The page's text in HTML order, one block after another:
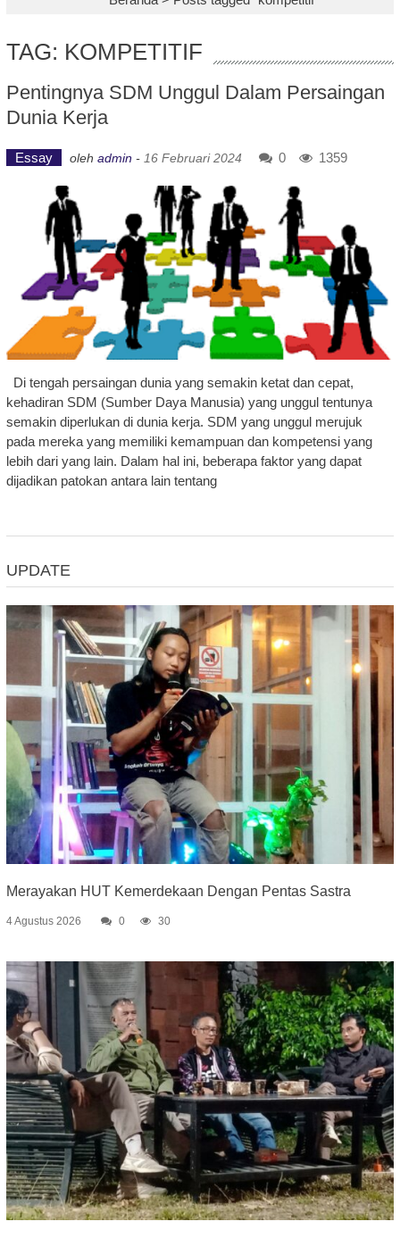
TAG: KOMPETITIF
Pentingnya SDM Unggul Dalam Persaingan
Dunia Kerja
Essay oleh admin - 16 Februari 2024 0 1359
Di tengah persaingan dunia yang semakin ketat dan cepat,
kehadiran SDM (Sumber Daya Manusia) yang unggul tentunya
semakin diperlukan di dunia kerja. SDM yang unggul merujuk
pada mereka yang memiliki kemampuan dan kompetensi yang
lebih dari yang lain. Dalam hal ini, beberapa faktor yang dapat
dijadikan patokan antara lain tentang
UPDATE
Merayakan HUT Kemerdekaan Dengan Pentas Sastra
4 Agustus 2026 0 30